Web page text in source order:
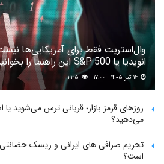
وال‌استریت فقط برای آمریکایی‌ها
انویدیا یا S&P 500 این راهنما را بخوانید
۲۳۵
روزهای قرمز بازار؛ قربانی ترس می‌شوید یا
می‌دهید؟
تحریم صرافی های ایرانی و ریسک حضانتی؛
است؟